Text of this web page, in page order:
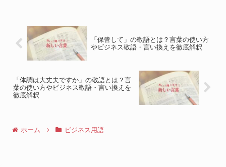
「保管して」の敬語とは？言葉の使い方
やビジネス敬語・言い換えを徹底解釈
「体調は大丈夫ですか」の敬語とは？言
葉の使い方やビジネス敬語・言い換えを
徹底解釈
ホーム ビジネス用語